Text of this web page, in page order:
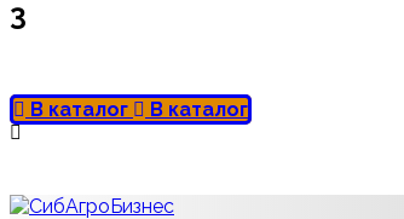
3
В каталог
В каталог